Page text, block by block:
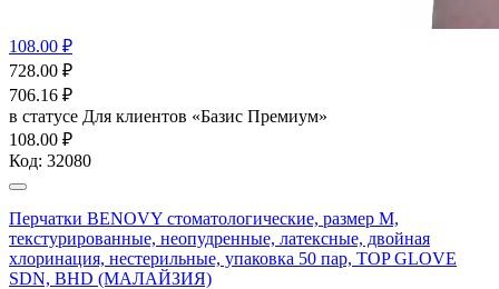
108.00 ₽
728.00 ₽
706.16 ₽
в статусе Для клиентов «Базис Премиум»
108.00 ₽
Код: 32080
Перчатки BENOVY стоматологические, размер M,
текстурированные, неопудренные, латексные, двойная
хлоринация, нестерильные, упаковка 50 пар, TOP GLOVE
SDN, BHD (МАЛАЙЗИЯ)